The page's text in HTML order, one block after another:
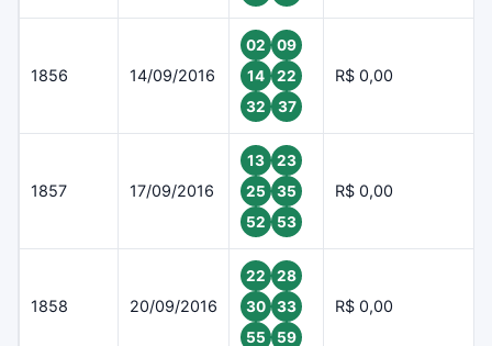
1856 14/09/2016
02
09
14
22
32
37
R$ 0,00
1857 17/09/2016
13
23
25
35
52
53
R$ 0,00
1858 20/09/2016
22
28
30
33
55
59
R$ 0,00